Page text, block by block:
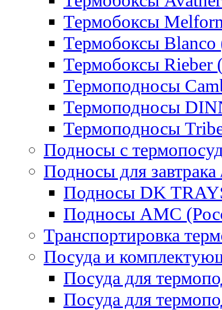
Термобоксы
Термобоксы Blanco
Термобоксы Rieber
Термоподносы
Термоподносы
Термоподносы
Подносы с
Подносы для завтрака
Подносы DK
Подносы AMC
Транспортировка
Посуда и
Посуда для
Посуда для